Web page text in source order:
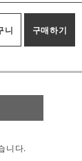
니 구매하기
니다.